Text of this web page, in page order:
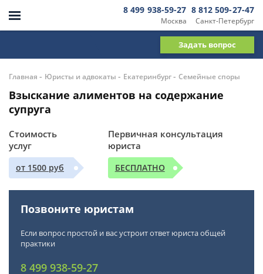
Москва
8 499 938-59-27
Санкт-Петербург
8 812 509-27-47
Задать вопрос
Главная - Юристы и адвокаты - Екатеринбург- Семейные споры
Взыскание алиментов на содержание
супруга
Стоимость
услуг
от 1500 руб
Первичная консультация
юриста
БЕСПЛАТНО
Позвоните юристам
Если вопрос простой и вас устроит ответ юриста общей
практики
8 499 938-59-27